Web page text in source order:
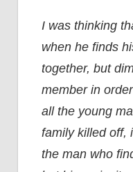
I was thinking
when he finds
together, but
member in
all the young
family killed off,
the man who